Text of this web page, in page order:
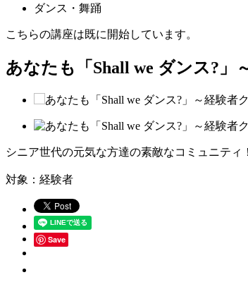
ダンス・舞踊
こちらの講座は既に開始しています。
あなたも「Shall we ダンス?」
シニア世代の元気な方達の素敵なコミュニテ
対象：経験者
Save